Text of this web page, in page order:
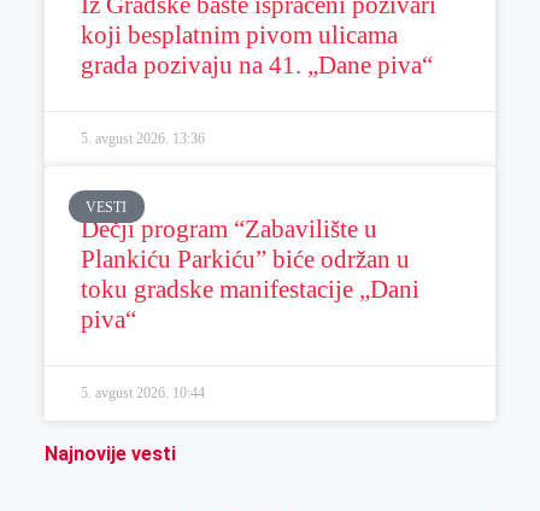
koji besplatnim pivom ulicama
grada pozivaju na 41. „Dane piva“
5. avgust 2026. 13:36
VESTI
Dečji program “Zabavilište u
Plankiću Parkiću” biće održan u
toku gradske manifestacije „Dani
piva“
5. avgust 2026. 10:44
Najnovije vesti